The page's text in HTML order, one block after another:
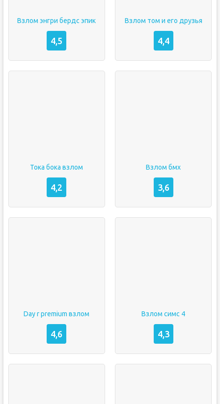
Взлом энгри бердс эпик
4,5
Взлом том и его друзья
4,4
Тока бока взлом
4,2
Взлом бмх
3,6
Day r premium взлом
4,6
Взлом симс 4
4,3